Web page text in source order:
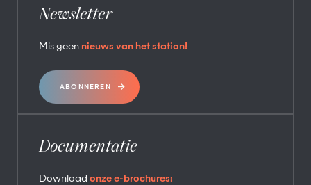
Newsletter
Mis geen nieuws van het station!
ABONNEREN
Documentatie
Download onze e-brochures: